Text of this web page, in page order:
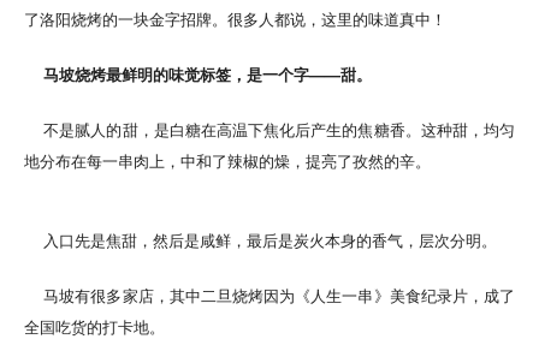
了洛阳烧烤的一块金字招牌。很多人都说，这里的味道真中！
马坡烧烤最鲜明的味觉标签，是一个字——甜。
不是腻人的甜，是白糖在高温下焦化后产生的焦糖香。这种甜，均匀
地分布在每一串肉上，中和了辣椒的燥，提亮了孜然的辛。
入口先是焦甜，然后是咸鲜，最后是炭火本身的香气，层次分明。
马坡有很多家店，其中二旦烧烤因为《人生一串》美食纪录片，成了
全国吃货的打卡地。